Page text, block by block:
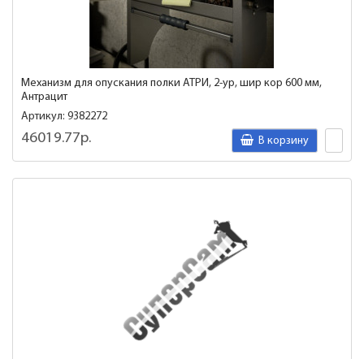
Механизм для опускания полки АТРИ, 2-ур, шир кор 600 мм,
Антрацит
Артикул: 9382272
46019.77р. В корзину